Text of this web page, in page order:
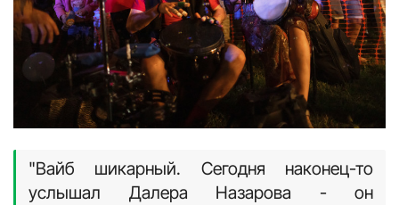
"Вайб шикарный. Сегодня наконец-то
услышал Далера Назарова - он